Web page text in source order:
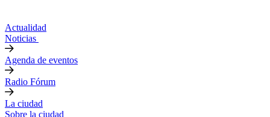
Actualidad
Noticias
Agenda de eventos
Radio Fórum
La ciudad
Sobre la ciudad